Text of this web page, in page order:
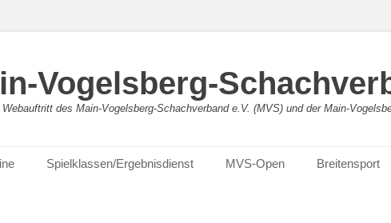
Vogelsberg-
des Main-Vogelsberg-Schachverband e.V. (MVS) und der Main-
Spielklassen/Ergebnisdienst MVS-Open Breitensport